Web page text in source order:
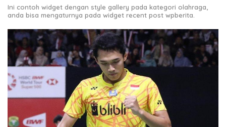
Ini contoh widget dengan style gallery pada kategori olahraga,
anda bisa mengaturnya pada widget recent post wpberita.